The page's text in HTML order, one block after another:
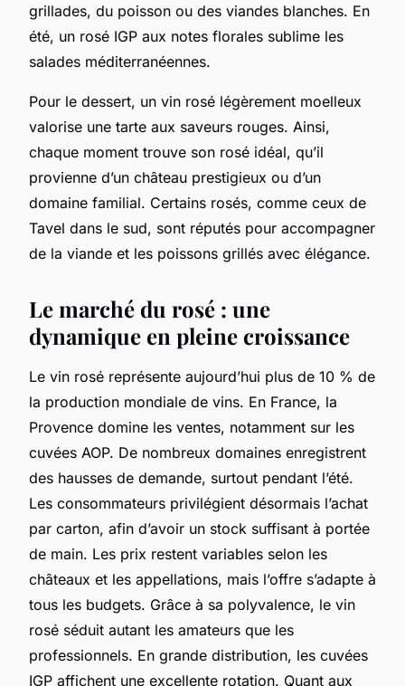
grillades, du poisson ou des viandes blanches. En
été, un rosé IGP aux notes florales sublime les
salades méditerranéennes.
Pour le dessert, un vin rosé légèrement moelleux
valorise une tarte aux saveurs rouges. Ainsi,
chaque moment trouve son rosé idéal, qu’il
provienne d’un château prestigieux ou d’un
domaine familial. Certains rosés, comme ceux de
Tavel dans le sud, sont réputés pour accompagner
de la viande et les poissons grillés avec élégance.
Le marché du rosé : une
dynamique en pleine croissance
Le vin rosé représente aujourd’hui plus de 10 % de
la production mondiale de vins. En France, la
Provence domine les ventes, notamment sur les
cuvées AOP. De nombreux domaines enregistrent
des hausses de demande, surtout pendant l’été.
Les consommateurs privilégient désormais l’achat
par carton, afin d’avoir un stock suffisant à portée
de main. Les prix restent variables selon les
châteaux et les appellations, mais l’offre s’adapte à
tous les budgets. Grâce à sa polyvalence, le vin
rosé séduit autant les amateurs que les
professionnels. En grande distribution, les cuvées
IGP affichent une excellente rotation. Quant aux